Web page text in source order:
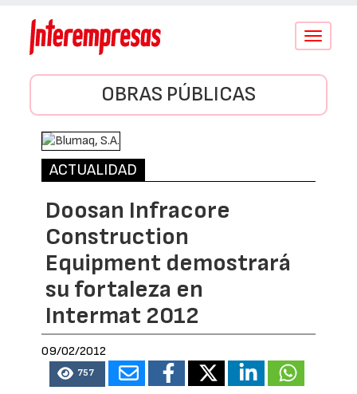
Conmutar
OBRAS PÚBLICAS
ACTUALIDAD
Doosan Infracore
Construction
Equipment demostrará
su fortaleza en
Intermat 2012
09/02/2012
757